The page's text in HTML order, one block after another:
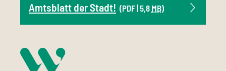
Amtsblatt der Stadt! (PDF | 5,8 MB)